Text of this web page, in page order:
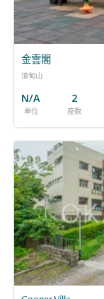
金雲閣
渣甸山
N/A
单位
2
座数